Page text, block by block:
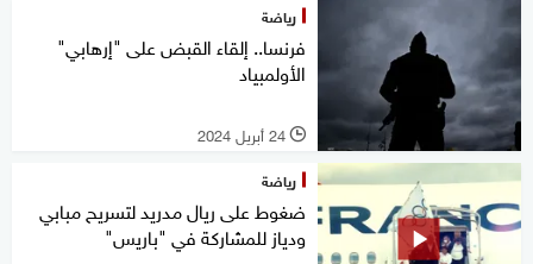
رياضة
فرنسا.. إلقاء القبض على "إرهابي"
الأولمبياد
l 24 أبريل 2024
رياضة
ضغوط على ريال مدريد لتسريح مبابي
ودياز للمشاركة في "باريس"